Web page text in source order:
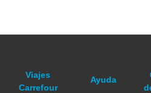
Viajes
Carrefour
Ayuda